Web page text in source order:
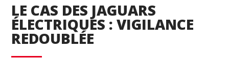
LE CAS DES JAGUARS
ÉLECTRIQUES : VIGILANCE
REDOUBLÉE